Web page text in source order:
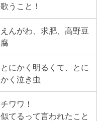
歌うこと！
えんがわ、求肥、高野豆
腐
とにかく明るくて、とに
かく泣き虫
チワワ！
似てるって言われたこと